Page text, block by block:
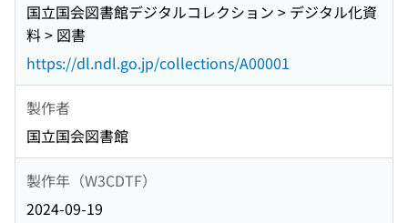
国立国会図書館デジタルコレクション > デジタル化資
料 > 図書
https://dl.ndl.go.jp/collections/A00001
製作者
国立国会図書館
製作年（W3CDTF）
2024-09-19